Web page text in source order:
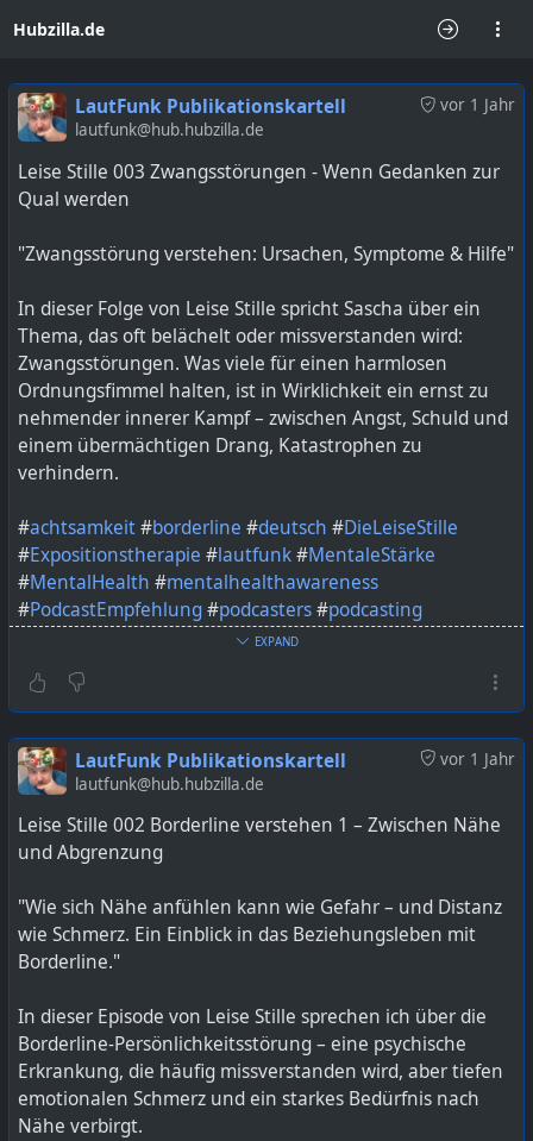
Hubzilla.de
vor 1 Jahr
LautFunk Publikationskartell
lautfunk@hub.hubzilla.de
Leise Stille 003 Zwangsstörungen - Wenn Gedanken zur
Qual werden
"Zwangsstörung verstehen: Ursachen, Symptome & Hilfe"
In dieser Folge von Leise Stille spricht Sascha über ein
Thema, das oft belächelt oder missverstanden wird:
Zwangsstörungen. Was viele für einen harmlosen
Ordnungsfimmel halten, ist in Wirklichkeit ein ernst zu
nehmender innerer Kampf – zwischen Angst, Schuld und
einem übermächtigen Drang, Katastrophen zu
verhindern.
#achtsamkeit#borderline #deutsch #DieLeiseStille
#Expositionstherapie #lautfunk#MentaleStärke
#MentalHealth #mentalhealthawareness
#PodcastEmpfehlung#podcasters#podcasting
PsychischeGesundheit
Zwangsgedanken
#Zwangsstörung
Bild KI generiert mit ChatGPT
https://lautfunk.uber.space/podcast/leise-stille-003-
zwangsstoerungen-wenn-gedanken-zur-qual-werden/
EXPAND
vor 1 Jahr
LautFunk Publikationskartell
lautfunk@hub.hubzilla.de
Leise Stille 002 Borderline verstehen 1 – Zwischen Nähe
und Abgrenzung
"Wie sich Nähe anfühlen kann wie Gefahr – und Distanz
wie Schmerz. Ein Einblick in das Beziehungsleben mit
Borderline."
In dieser Episode von Leise Stille sprechen ich über die
Borderline-Persönlichkeitsstörung – eine psychische
Erkrankung, die häufig missverstanden wird, aber tiefen
emotionalen Schmerz und ein starkes Bedürfnis nach
Nähe verbirgt.